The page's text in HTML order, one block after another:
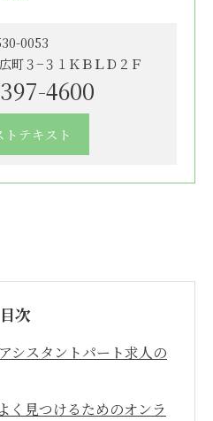
0053
町３−３１ＫＢＬＤ２Ｆ
4600
トテキスト
目次
シスタントパート求人の
く見つけるためのオンラ